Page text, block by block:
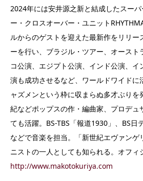
2024年には安井源之新と結成したスー
ー・クロスオーバー・ユニット
ルからのゲストを迎えた最新作をリリー
ーを行い、ブラジル・ツアー、オースト
コ公演、エジプト公演、インド公演、
演も成功させるなど、ワールドワイドに
ャズメンという枠に収まらぬ多才ぶりを
紀などポップスの作・編曲家、プロデュ
ても活躍。BS-TBS「報道1930」、BS日
などで音楽を担当。「新世紀エヴァンゲ
ニストの一人としても知られる。オフィ
http://www.makotokuriya.com